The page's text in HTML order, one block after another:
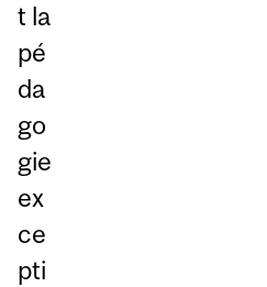
t la
pé
da
go
gie
ex
ce
pti